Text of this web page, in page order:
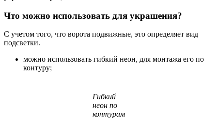
Что можно использовать для украшения?
С учетом того, что ворота подвижные, это определяет вид
подсветки.
можно использовать гибкий неон, для монтажа его по
контуру;
Гибкий
неон по
контурам